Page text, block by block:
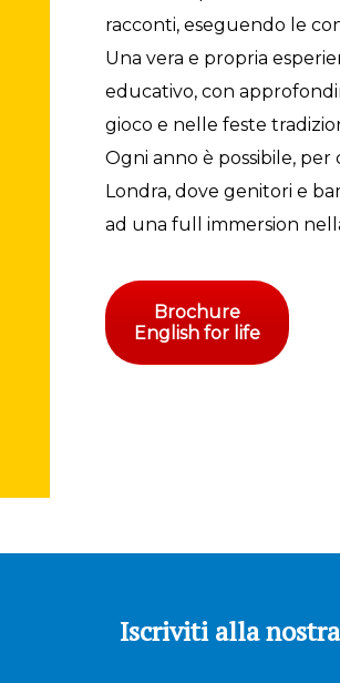
racconti, eseguendo le
Una vera e propria
educativo, con
gioco e nelle feste
Ogni anno è possibile, per
Londra, dove genitori e
ad una full immersion
Brochure
English for life
Iscriviti alla